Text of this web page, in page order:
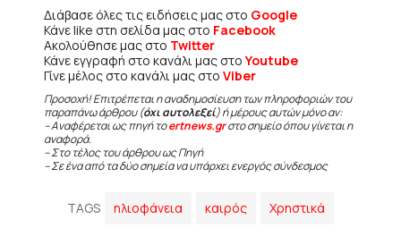
Διάβασε όλες τις ειδήσεις μας στο Google
Κάνε like στη σελίδα μας στο Facebook
Ακολούθησε μας στο Twitter
Κάνε εγγραφή στο κανάλι μας στοYoutube
Γίνε μέλος στο κανάλι μας στο Viber
Προσοχή! Επιτρέπεται η αναδημοσίευση των πληροφοριών του
παραπάνω άρθρου (όχι αυτολεξεί) ή μέρους αυτών μόνο αν:
– Αναφέρεται ως πηγή τοertnews.grστο σημείο όπου γίνεται η
αναφορά.
– Στο τέλος του άρθρου ως Πηγή
– Σε ένα από τα δύο σημεία να υπάρχει ενεργός σύνδεσμος
TAGS ηλιοφάνεια καιρός Χρηστικά